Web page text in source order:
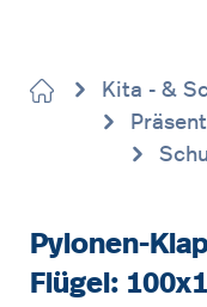
Kita - &
Pylonen-
Flügel: